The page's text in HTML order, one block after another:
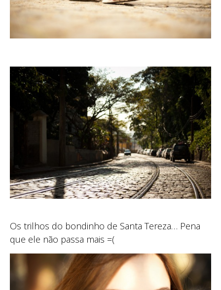
Os trilhos do bondinho de Santa Tereza… Pena
que ele não passa mais =(